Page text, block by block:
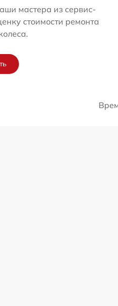
мастера из сервис-
стоимости ремонта